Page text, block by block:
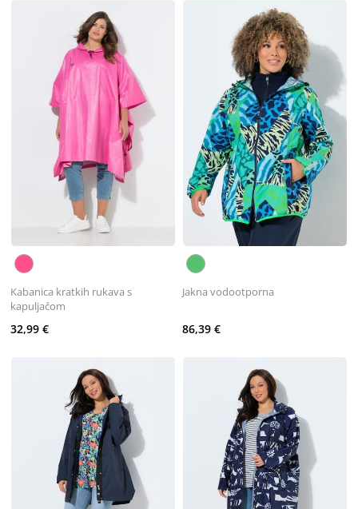
Kabanica kratkih rukava s
kapuljačom
32,99 €
Jakna vodootporna
86,39 €